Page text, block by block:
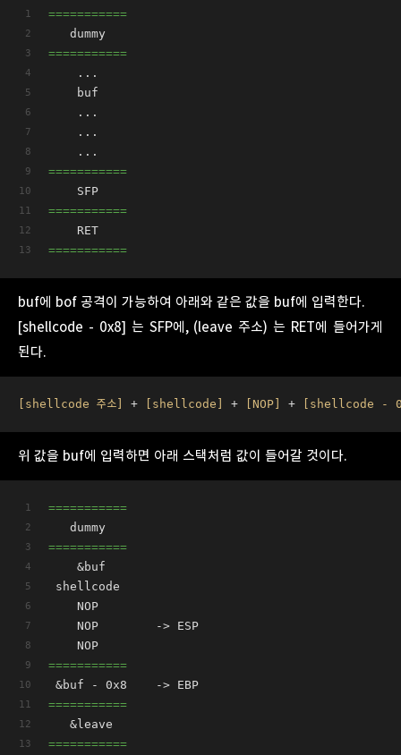
===========
   dummy
===========
    ...
    buf
    ...
    ...
    ...
===========
    SFP
===========
    RET
===========
buf에 bof 공격이 가능하여 아래와 같은 값을 buf에 입력한다.
[shellcode - 0x8] 는 SFP에, (leave 주소) 는 RET에 들어가게
된다.
[shellcode 주소] + [shellcode] + [NOP] + [shellcode -
위 값을 buf에 입력하면 아래 스택처럼 값이 들어갈 것이다.
===========
   dummy
===========
    &buf
shellcode
    NOP
    NOP        -> ESP
    NOP
===========
&buf - 0x8    -> EBP
===========
   &leave
===========